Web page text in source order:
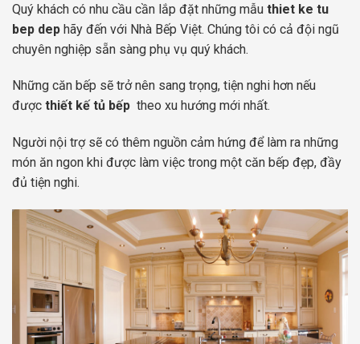
Quý khách có nhu cầu cần lắp đặt những mẫu thiet ke tu
bep dep hãy đến với Nhà Bếp Việt. Chúng tôi có cả đội ngũ
chuyên nghiệp sẵn sàng phụ vụ quý khách.
Những căn bếp sẽ trở nên sang trọng, tiện nghi hơn nếu
được thiết kế tủ bếp theo xu hướng mới nhất.
Người nội trợ sẽ có thêm nguồn cảm hứng để làm ra những
món ăn ngon khi được làm việc trong một căn bếp đẹp, đầy
đủ tiện nghi.